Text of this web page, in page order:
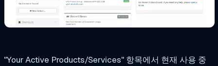
"Your Active Products/Services" 항목에서 현재 사용 중